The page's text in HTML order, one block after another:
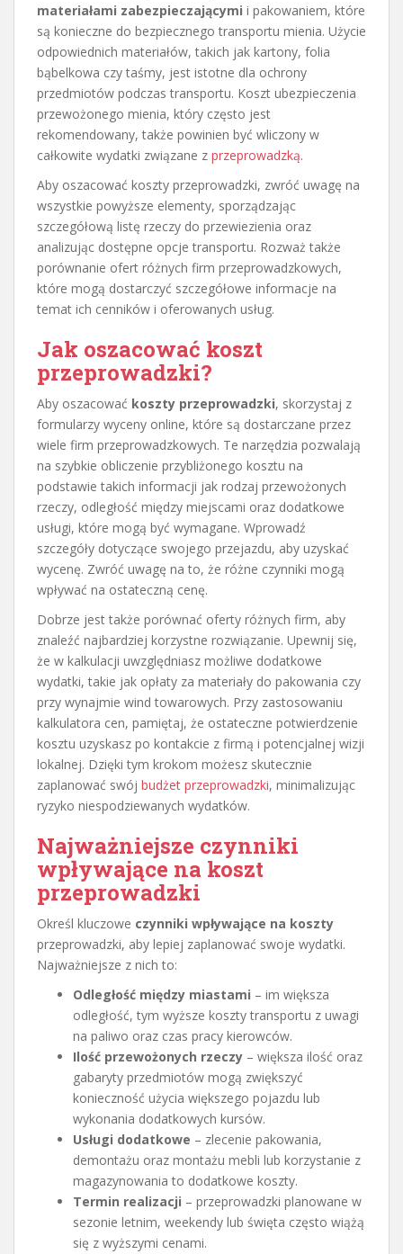
materiałami zabezpieczającymi i pakowaniem, które
są konieczne do bezpiecznego transportu mienia. Użycie
odpowiednich materiałów, takich jak kartony, folia
bąbelkowa czy taśmy, jest istotne dla ochrony
przedmiotów podczas transportu. Koszt ubezpieczenia
przewożonego mienia, który często jest
rekomendowany, także powinien być wliczony w
całkowite wydatki związane z przeprowadzką.
Aby oszacować koszty przeprowadzki, zwróć uwagę na
wszystkie powyższe elementy, sporządzając
szczegółową listę rzeczy do przewiezienia oraz
analizując dostępne opcje transportu. Rozważ także
porównanie ofert różnych firm przeprowadzkowych,
które mogą dostarczyć szczegółowe informacje na
temat ich cenników i oferowanych usług.
Jak oszacować koszt
przeprowadzki?
Aby oszacować koszty przeprowadzki, skorzystaj z
formularzy wyceny online, które są dostarczane przez
wiele firm przeprowadzkowych. Te narzędzia pozwalają
na szybkie obliczenie przybliżonego kosztu na
podstawie takich informacji jak rodzaj przewożonych
rzeczy, odległość między miejscami oraz dodatkowe
usługi, które mogą być wymagane. Wprowadź
szczegóły dotyczące swojego przejazdu, aby uzyskać
wycenę. Zwróć uwagę na to, że różne czynniki mogą
wpływać na ostateczną cenę.
Dobrze jest także porównać oferty różnych firm, aby
znaleźć najbardziej korzystne rozwiązanie. Upewnij się,
że w kalkulacji uwzględniasz możliwe dodatkowe
wydatki, takie jak opłaty za materiały do pakowania czy
przy wynajmie wind towarowych. Przy zastosowaniu
kalkulatora cen, pamiętaj, że ostateczne potwierdzenie
kosztu uzyskasz po kontakcie z firmą i potencjalnej wizji
lokalnej. Dzięki tym krokom możesz skutecznie
zaplanować swój budżet przeprowadzki, minimalizując
ryzyko niespodziewanych wydatków.
Najważniejsze czynniki
wpływające na koszt
przeprowadzki
Określ kluczowe czynniki wpływające na koszty
przeprowadzki, aby lepiej zaplanować swoje wydatki.
Najważniejsze z nich to:
Odległość między miastami – im większa
odległość, tym wyższe koszty transportu z uwagi
na paliwo oraz czas pracy kierowców.
Ilość przewożonych rzeczy – większa ilość oraz
gabaryty przedmiotów mogą zwiększyć
konieczność użycia większego pojazdu lub
wykonania dodatkowych kursów.
Usługi dodatkowe – zlecenie pakowania,
demontażu oraz montażu mebli lub korzystanie z
magazynowania to dodatkowe koszty.
Termin realizacji – przeprowadzki planowane w
sezonie letnim, weekendy lub święta często wiążą
się z wyższymi cenami.